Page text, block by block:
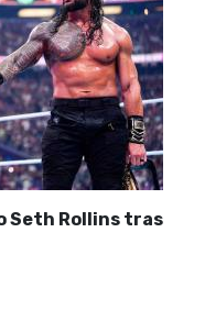
Seth Rollins tras